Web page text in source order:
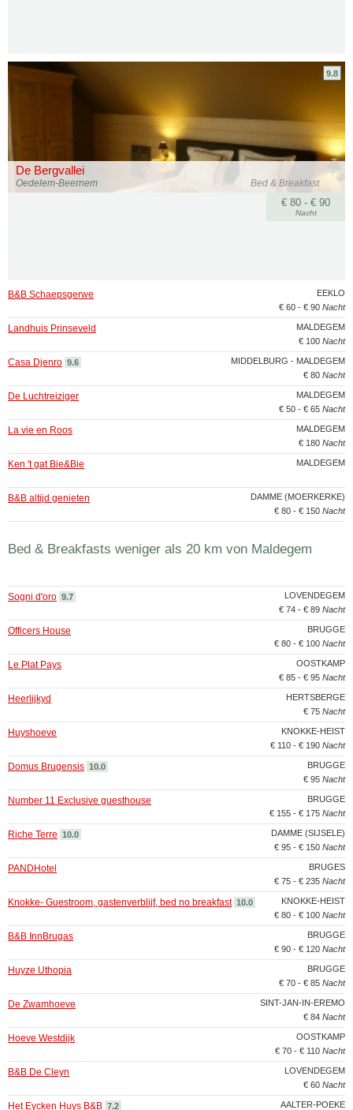
De Bergvallei
Bed & Breakfast
Oedelem-Beernem
9.8
€ 80 - € 90
Nacht
EEKLO
B&B Schaepsgerwe
€ 60 - € 90 Nacht
MALDEGEM
Landhuis Prinseveld
€ 100 Nacht
MIDDELBURG - MALDEGEM
Casa Djenro 9.6
€ 80 Nacht
MALDEGEM
De Luchtreiziger
€ 50 - € 65 Nacht
MALDEGEM
La vie en Roos
€ 180 Nacht
MALDEGEM
Ken 't gat Bie&Bie
DAMME (MOERKERKE)
B&B altijd genieten
€ 80 - € 150 Nacht
Bed & Breakfasts weniger als 20 km von Maldegem
LOVENDEGEM
Sogni d'oro 9.7
€ 74 - € 89 Nacht
BRUGGE
Officers House
€ 80 - € 100 Nacht
OOSTKAMP
Le Plat Pays
€ 85 - € 95 Nacht
HERTSBERGE
Heerlijkyd
€ 75 Nacht
KNOKKE-HEIST
Huyshoeve
€ 110 - € 190 Nacht
BRUGGE
Domus Brugensis 10.0
€ 95 Nacht
BRUGGE
Number 11 Exclusive guesthouse
€ 155 - € 175 Nacht
DAMME (SIJSELE)
Riche Terre 10.0
€ 95 - € 150 Nacht
BRUGES
PANDHotel
€ 75 - € 235 Nacht
KNOKKE-HEIST
Knokke- Guestroom, gastenverblijf, bed no breakfast 10.0
€ 80 - € 100 Nacht
BRUGGE
B&B InnBrugas
€ 90 - € 120 Nacht
BRUGGE
Huyze Uthopia
€ 70 - € 85 Nacht
SINT-JAN-IN-EREMO
De Zwamhoeve
€ 84 Nacht
OOSTKAMP
Hoeve Westdijk
€ 70 - € 110 Nacht
LOVENDEGEM
B&B De Cleyn
€ 60 Nacht
AALTER-POEKE
Het Eycken Huys B&B 7.2